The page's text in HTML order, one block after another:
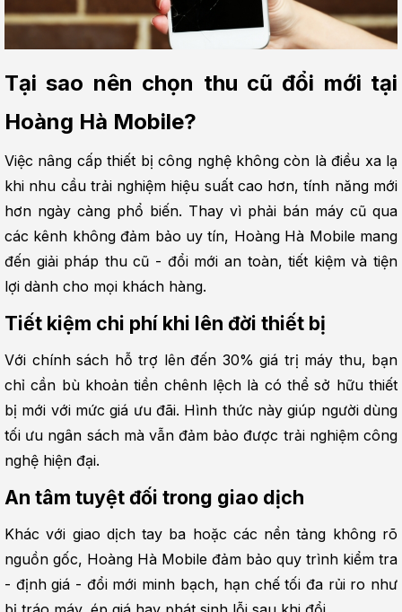
Tại sao nên chọn thu cũ đổi mới tại
Hoàng Hà Mobile?
Việc nâng cấp thiết bị công nghệ không còn là điều xa lạ
khi nhu cầu trải nghiệm hiệu suất cao hơn, tính năng mới
hơn ngày càng phổ biến. Thay vì phải bán máy cũ qua
các kênh không đảm bảo uy tín, Hoàng Hà Mobile mang
đến giải pháp thu cũ - đổi mới an toàn, tiết kiệm và tiện
lợi dành cho mọi khách hàng.
Tiết kiệm chi phí khi lên đời thiết bị
Với chính sách hỗ trợ lên đến 30% giá trị máy thu, bạn
chỉ cần bù khoản tiền chênh lệch là có thể sở hữu thiết
bị mới với mức giá ưu đãi. Hình thức này giúp người dùng
tối ưu ngân sách mà vẫn đảm bảo được trải nghiệm công
nghệ hiện đại.
An tâm tuyệt đối trong giao dịch
Khác với giao dịch tay ba hoặc các nền tảng không rõ
nguồn gốc, Hoàng Hà Mobile đảm bảo quy trình kiểm tra
- định giá - đổi mới minh bạch, hạn chế tối đa rủi ro như